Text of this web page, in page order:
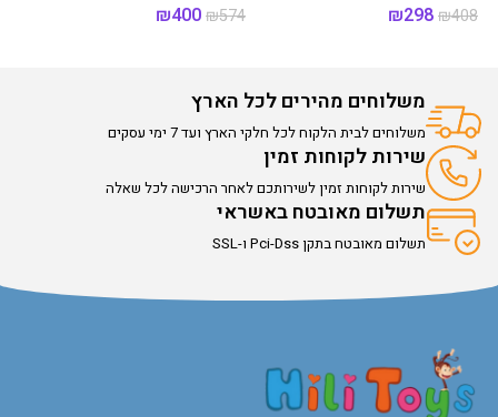
₪408
₪298
₪574
₪400
משלוחים מהירים לכל הארץ
משלוחים לבית הלקוח לכל חלקי הארץ ועד 7 ימי עסקים
שירות לקוחות זמין
שירות לקוחות זמין לשירותכם לאחר הרכישה לכל שאלה
תשלום מאובטח באשראי
תשלום מאובטח בתקן Pci-Dss ו-SSL